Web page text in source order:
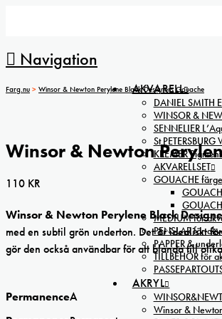
Navigation
AKVARELL
DANIEL SMITH
WINSOR &
SENNELIER
St
KREMER
AKVARELLSET
GOUACHE
MEDIUM för
PENSLAR för
PAPPER &
TILLBEHÖR för
AKRYL
Winsor &
Farg.nu > Winsor & Newton Perylene Black Designers Gouache
Winsor & Newton
110 KR
Winsor & Newton Perylene Black
med en subtil grön underton. Det är idealiskt
gör den också användbar för att blanda till
PermanenceA